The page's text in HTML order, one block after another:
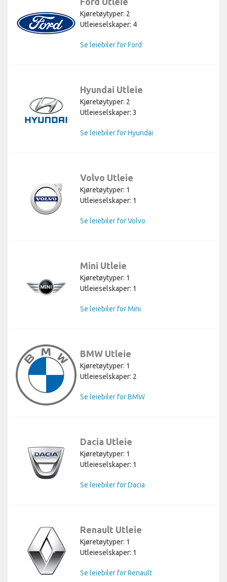
Kjøretøytyper: 2
Utleieselskaper: 4
Se leiebiler for Ford
Hyundai Utleie
Kjøretøytyper: 2
Utleieselskaper: 3
Se leiebiler for Hyundai
Volvo Utleie
Kjøretøytyper: 1
Utleieselskaper: 1
Se leiebiler for Volvo
Mini Utleie
Kjøretøytyper: 1
Utleieselskaper: 1
Se leiebiler for Mini
BMW Utleie
Kjøretøytyper: 1
Utleieselskaper: 2
Se leiebiler for BMW
Dacia Utleie
Kjøretøytyper: 1
Utleieselskaper: 1
Se leiebiler for Dacia
Renault Utleie
Kjøretøytyper: 1
Utleieselskaper: 1
Se leiebiler for Renault